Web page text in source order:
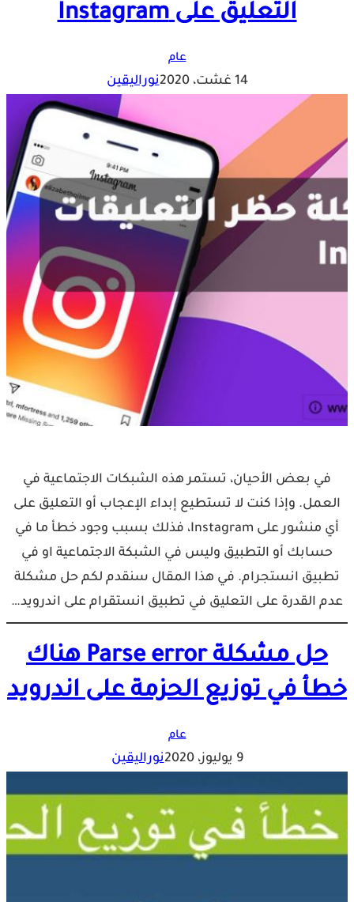
التعليق على Instagram
عام
14 غشت، 2020 نوراليقين
في بعض الأحيان، تستمر هذه الشبكات الاجتماعية في
العمل. وإذا كنت لا تستطيع إبداء الإعجاب أو التعليق على
أي منشور على Instagram، فذلك بسبب وجود خطأ ما في
حسابك أو التطبيق وليس في الشبكة الاجتماعية او في
تطبيق انستجرام. في هذا المقال سنقدم لكم حل مشكلة
عدم القدرة على التعليق في تطبيق انستقرام على اندرويد…
حل مشكلة Parse error هناك
خطأ في توزيع الحزمة على اندرويد
عام
9 يوليوز، 2020 نوراليقين